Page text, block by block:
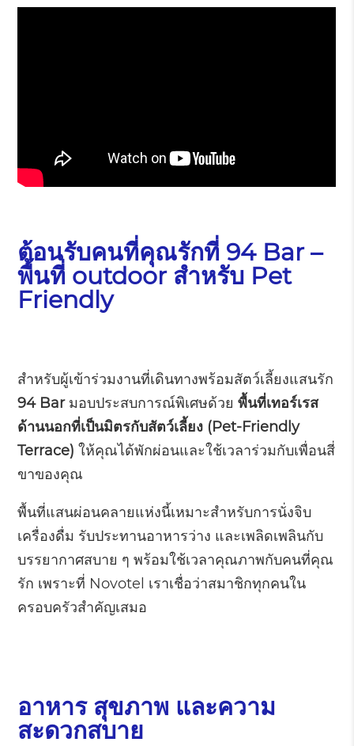
ต้อนรับคนที่คุณรักที่ 94 Bar –
พื้นที่ outdoor สำหรับ Pet
Friendly
สำหรับผู้เข้าร่วมงานที่เดินทางพร้อมสัตว์เลี้ยงแสนรัก
94 Barมอบประสบการณ์พิเศษด้วยพื้นที่เทอร์เรส
ด้านนอกที่เป็นมิตรกับสัตว์เลี้ยง (Pet-Friendly
Terrace) ให้คุณได้พักผ่อนและใช้เวลาร่วมกับเพื่อนสี่
ขาของคุณ
พื้นที่แสนผ่อนคลายแห่งนี้เหมาะสำหรับการนั่งจิบ
เครื่องดื่ม รับประทานอาหารว่าง และเพลิดเพลินกับ
บรรยากาศสบาย ๆ พร้อมใช้เวลาคุณภาพกับคนที่คุณ
รัก เพราะที่ Novotel เราเชื่อว่าสมาชิกทุกคนใน
ครอบครัวสำคัญเสมอ
อาหาร สุขภาพ และความ
สะดวกสบาย